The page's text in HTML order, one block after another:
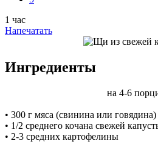
1 час
Напечатать
Ингредиенты
на 4-6
• 300 г мяса (свинина или говядина)
• 1/2 среднего кочана свежей
• 2-3 средних картофелины